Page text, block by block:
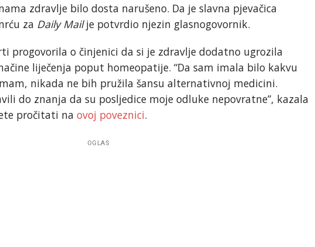
zdravlje bilo dosta narušeno. Da je slavna pjevačica
za Daily Mailje potvrdio njezin glasnogovornik.
progovorila o činjenici da si je zdravlje dodatno ugrozila
liječenja poput homeopatije. “Da sam imala bilo kakvu
nikada ne bih pružila šansu alternativnoj medicini.
do znanja da su posljedice moje odluke nepovratne”, kazala
pročitati na ovoj poveznici.
OGLAS